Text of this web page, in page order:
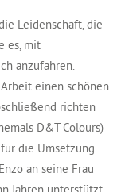
Leidenschaft, die
es, mit
anzufahren.
einen schönen
richten
D&T Colours)
die Umsetzung
an seine Frau